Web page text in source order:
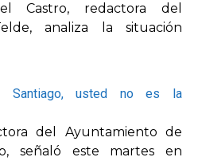
Castro, redactora del
analiza la situación
Santiago, usted no es la
del Ayuntamiento de
señaló este martes en